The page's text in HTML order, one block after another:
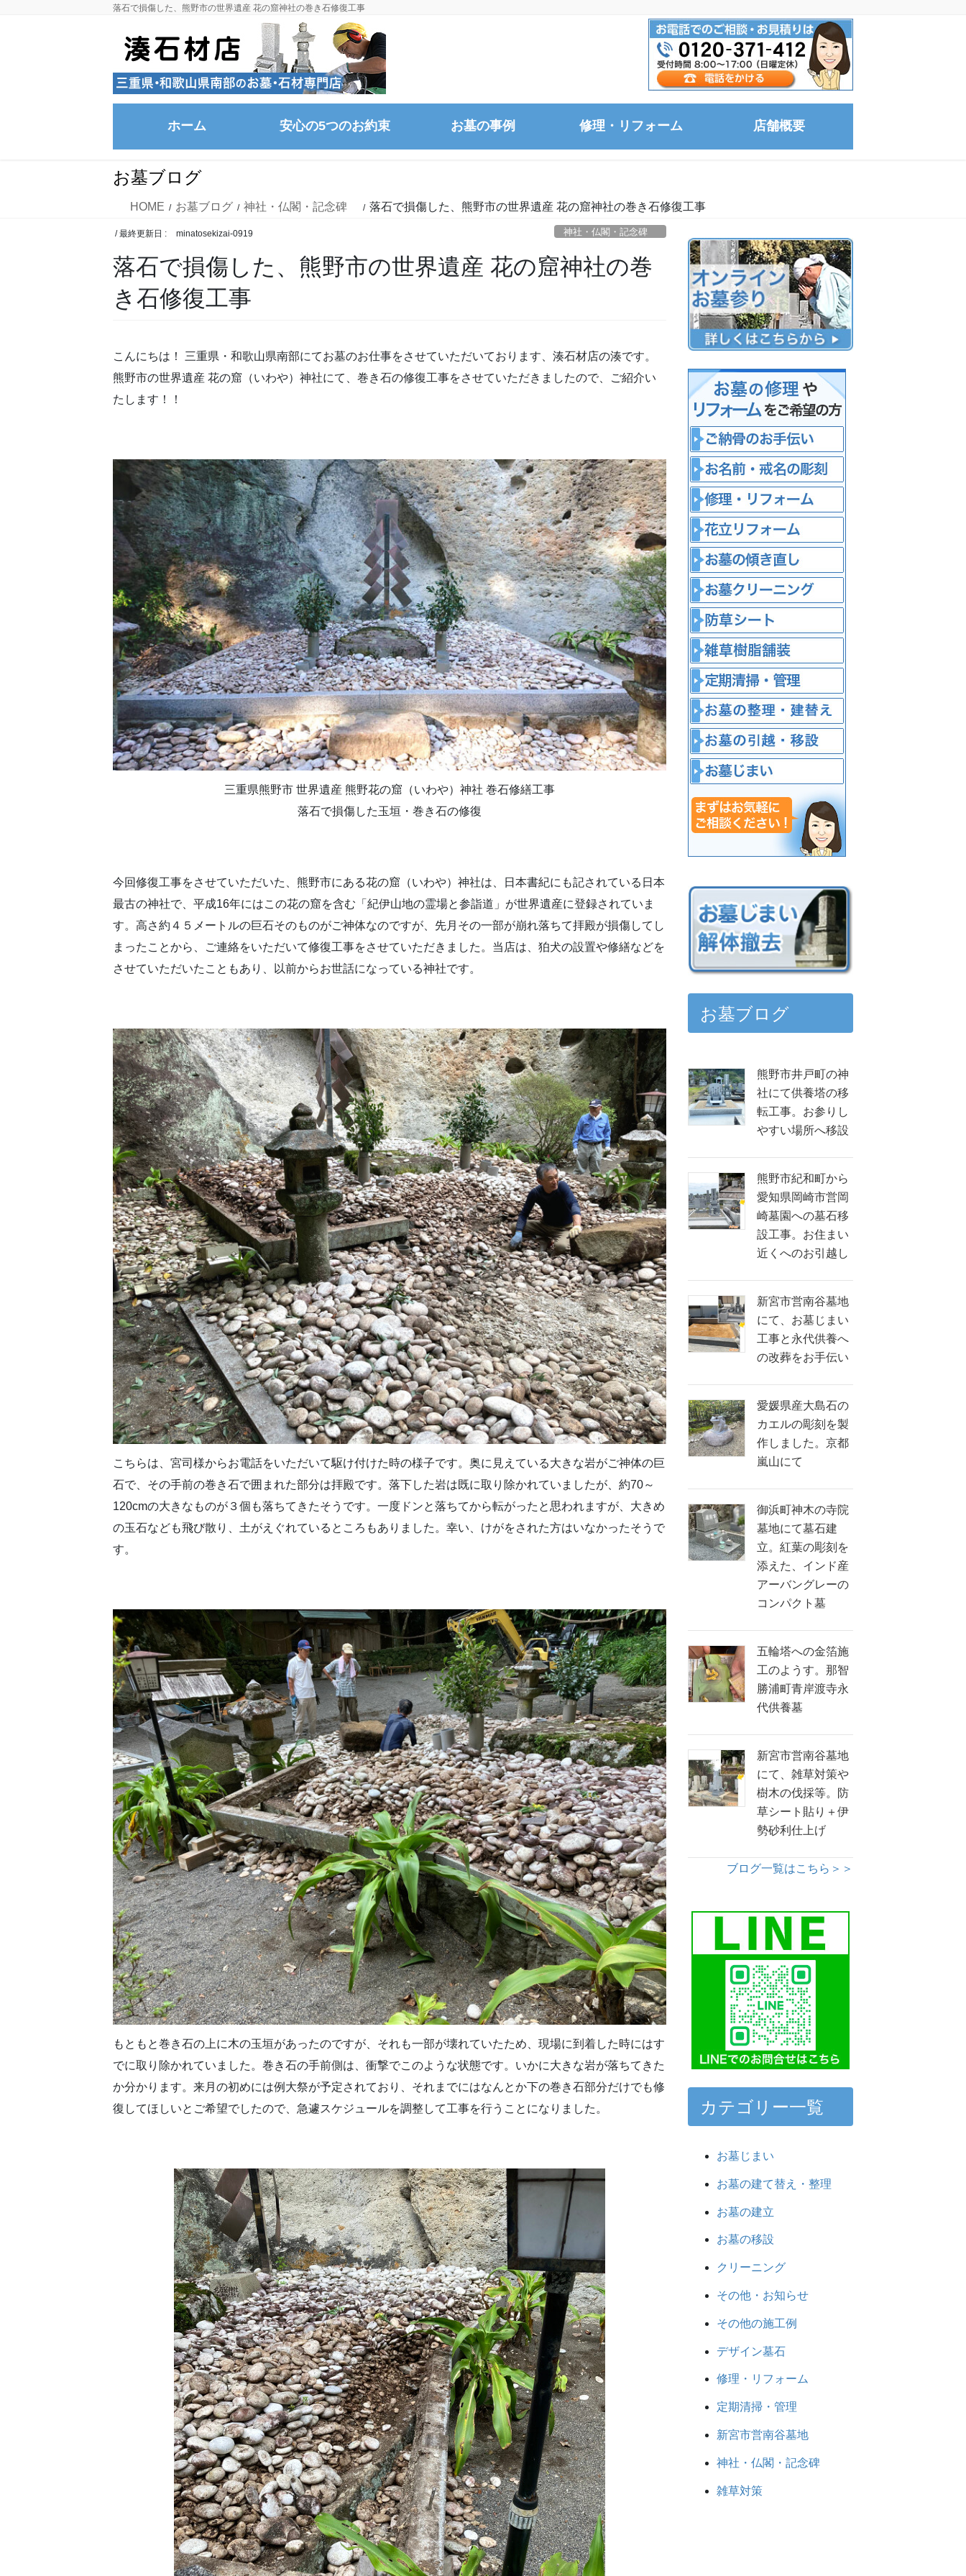
落石で損傷した、熊野市の世界遺産 花の窟神社の巻き石修復工事
ホーム 安心の5つのお約束 お墓の事例 修理・リフォーム 店舗概要
お墓ブログ
HOME お墓ブログ 神社・仏閣・記念碑 落石で損傷した、熊野市の世界遺産 花の窟神社の巻き石修復工事
/ 最終更新日 : minatosekizai-0919 神社・仏閣・記念碑
落石で損傷した、熊野市の世界遺産 花の窟神社の巻
き石修復工事
こんにちは！ 三重県・和歌山県南部にてお墓のお仕事をさせていただいております、湊石材店の湊です。
熊野市の世界遺産 花の窟（いわや）神社にて、巻き石の修復工事をさせていただきましたので、ご紹介い
たします！！
三重県熊野市 世界遺産 熊野花の窟（いわや）神社 巻石修繕工事
落石で損傷した玉垣・巻き石の修復
今回修復工事をさせていただいた、熊野市にある花の窟（いわや）神社は、日本書紀にも記されている日本
最古の神社で、平成16年にはこの花の窟を含む「紀伊山地の霊場と参詣道」が世界遺産に登録されていま
す。高さ約４５メートルの巨石そのものがご神体なのですが、先月その一部が崩れ落ちて拝殿が損傷してし
まったことから、ご連絡をいただいて修復工事をさせていただきました。当店は、狛犬の設置や修繕などを
させていただいたこともあり、以前からお世話になっている神社です。
こちらは、宮司様からお電話をいただいて駆け付けた時の様子です。奥に見えている大きな岩がご神体の巨
石で、その手前の巻き石で囲まれた部分は拝殿です。落下した岩は既に取り除かれていましたが、約70～
120cmの大きなものが３個も落ちてきたそうです。一度ドンと落ちてから転がったと思われますが、大きめ
の玉石なども飛び散り、土がえぐれているところもありました。幸い、けがをされた方はいなかったそうで
す。
もともと巻き石の上に木の玉垣があったのですが、それも一部が壊れていたため、現場に到着した時にはす
でに取り除かれていました。巻き石の手前側は、衝撃でこのような状態です。いかに大きな岩が落ちてきた
か分かります。来月の初めには例大祭が予定されており、それまでにはなんとか下の巻き石部分だけでも修
復してほしいとご希望でしたので、急遽スケジュールを調整して工事を行うことになりました。
お墓ブログ
熊野市井戸町の神
社にて供養塔の移
転工事。お参りし
やすい場所へ移設
熊野市紀和町から
愛知県岡崎市営岡
崎墓園への墓石移
設工事。お住まい
近くへのお引越し
新宮市営南谷墓地
にて、お墓じまい
工事と永代供養へ
の改葬をお手伝い
愛媛県産大島石の
カエルの彫刻を製
作しました。京都
嵐山にて
御浜町神木の寺院
墓地にて墓石建
立。紅葉の彫刻を
添えた、インド産
アーバングレーの
コンパクト墓
五輪塔への金箔施
工のようす。那智
勝浦町青岸渡寺永
代供養墓
新宮市営南谷墓地
にて、雑草対策や
樹木の伐採等。防
草シート貼り＋伊
勢砂利仕上げ
ブログ一覧はこちら＞＞
カテゴリー一覧
お墓じまい
お墓の建て替え・整理
お墓の建立
お墓の移設
クリーニング
その他・お知らせ
その他の施工例
デザイン墓石
修理・リフォーム
定期清掃・管理
新宮市営南谷墓地
神社・仏閣・記念碑
雑草対策